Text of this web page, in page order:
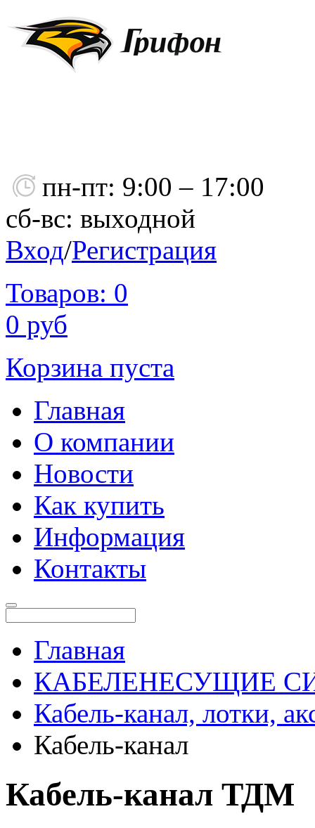
пн-пт: 9:00 – 17:00
сб-вс: выходной
Вход/Регистрация
Товаров: 0
0 руб
Корзина пуста
Главная
О компании
Новости
Как купить
Информация
Контакты
Главная
КАБЕЛЕНЕСУЩИЕ
Кабель-канал, лотки,
Кабель-канал
Кабель-канал ТДМ